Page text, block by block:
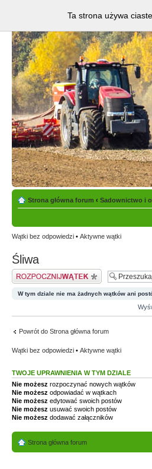
Strona główna forum ‹ Sadownictwo i
Wątki bez odpowiedzi • Aktywne wątki
Śliwa
Napisz wątek
W tym dziale nie ma żadnych wątków ani
Powrót do Strona główna forum
Wątki bez odpowiedzi • Aktywne wątki
TWOJE UPRAWNIENIA W TYM DZIALE
Nie możesz rozpoczynać nowych wątków
Nie możesz odpowiadać w wątkach
Nie możesz edytować swoich postów
Nie możesz usuwać swoich postów
Nie możesz dodawać załączników
Strona główna forum
Ta strona używa